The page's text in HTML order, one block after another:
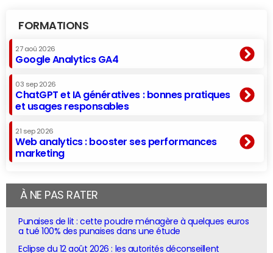
FORMATIONS
27 aoû 2026
Google Analytics GA4
03 sep 2026
ChatGPT et IA génératives : bonnes pratiques
et usages responsables
21 sep 2026
Web analytics : booster ses performances
marketing
À NE PAS RATER
Punaises de lit : cette poudre ménagère à quelques euros
a tué 100% des punaises dans une étude
Eclipse du 12 août 2026 : les autorités déconseillent